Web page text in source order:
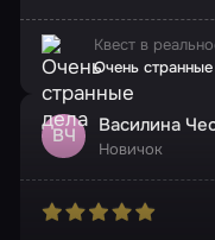
Квест в
Очень
ВЧ Василина
Новичок